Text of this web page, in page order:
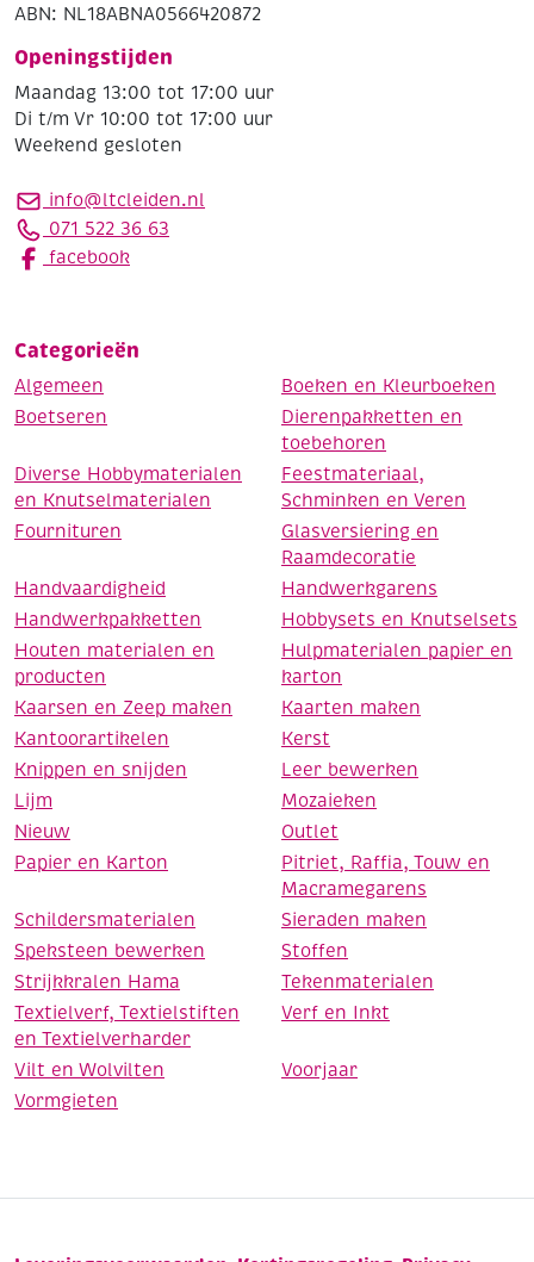
ABN: NL18ABNA0566420872
Openingstijden
Maandag 13:00 tot 17:00 uur
Di t/m Vr 10:00 tot 17:00 uur
Weekend gesloten
info@ltcleiden.nl
071 522 36 63
facebook
Categorieën
Algemeen
Boeken en Kleurboeken
Boetseren
Dierenpakketten en
toebehoren
Diverse Hobbymaterialen
en Knutselmaterialen
Feestmateriaal,
Schminken en Veren
Fournituren
Glasversiering en
Raamdecoratie
Handvaardigheid
Handwerkgarens
Handwerkpakketten
Hobbysets en Knutselsets
Houten materialen en
producten
Hulpmaterialen papier en
karton
Kaarsen en Zeep maken
Kaarten maken
Kantoorartikelen
Kerst
Knippen en snijden
Leer bewerken
Lijm
Mozaieken
Nieuw
Outlet
Papier en Karton
Pitriet, Raffia, Touw en
Macramegarens
Schildersmaterialen
Sieraden maken
Speksteen bewerken
Stoffen
Strijkkralen Hama
Tekenmaterialen
Textielverf, Textielstiften
en Textielverharder
Verf en Inkt
Vilt en Wolvilten
Voorjaar
Vormgieten